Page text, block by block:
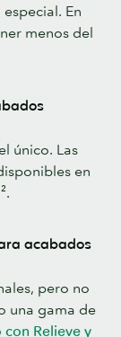
En
menos del
único. Las
en
acabados
pero no
una gama de
con Relieve y